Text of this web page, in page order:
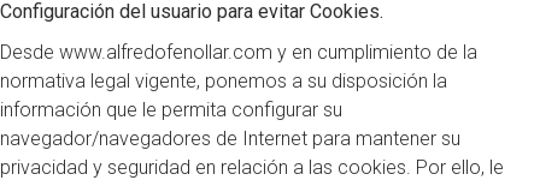
Configuración del usuario para evitar Cookies.
Desde www.alfredofenollar.com y en cumplimiento de la
normativa legal vigente, ponemos a su disposición la
información que le permita configurar su
navegador/navegadores de Internet para mantener su
privacidad y seguridad en relación a las cookies. Por ello, le